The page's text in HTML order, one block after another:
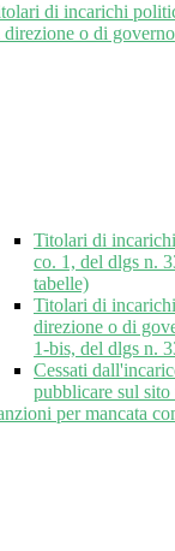
di incarichi
direzione o di governo
Titolari di
co. 1, del dlgs n.
tabelle)
Titolari di
direzione o di
1-bis, del dlgs n.
Cessati
pubblicare sul
per mancata